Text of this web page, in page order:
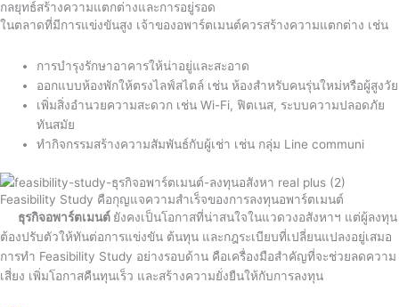
กลยุทธ์สร้างความแตกต่างและการอยู่รอด
ในตลาดที่มีการแข่งขันสูง เจ้าของอพาร์ตเมนต์ควรสร้างความแตกต่าง เช่น
การบำรุงรักษาอาคารให้น่าอยู่และสะอาด
ออกแบบห้องพักให้ตรงไลฟ์สไตล์ เช่น ห้องสำหรับคนรุ่นใหม่หรือผู้สูงวัย
เพิ่มสิ่งอำนวยความสะดวก เช่น Wi-Fi, ฟิตเนส, ระบบความปลอดภัย
ทันสมัย
ทำกิจกรรมสร้างความสัมพันธ์กับผู้เช่า เช่น กลุ่ม Line communi
Feasibility Study คือกุญแจความสำเร็จของการลงทุนอพาร์ตเมนต์
ธุรกิจอพาร์ตเมนต์ ยังคงเป็นโอกาสที่น่าสนใจในแวดวงอสังหาฯ แต่ผู้ลงทุน
ต้องปรับตัวให้ทันต่อการแข่งขัน ต้นทุน และกฎระเบียบที่เปลี่ยนแปลงอยู่เสมอ
การทำ Feasibility Study อย่างรอบด้าน คือเครื่องมือสำคัญที่จะช่วยลดความ
เสี่ยง เพิ่มโอกาสคืนทุนเร็ว และสร้างความยั่งยืนให้กับการลงทุน